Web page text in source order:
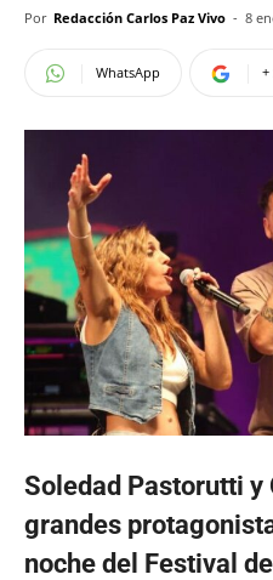
Por Redacción Carlos Paz Vivo - 8
WhatsApp +
Soledad Pastorutti y
grandes
noche del Festival